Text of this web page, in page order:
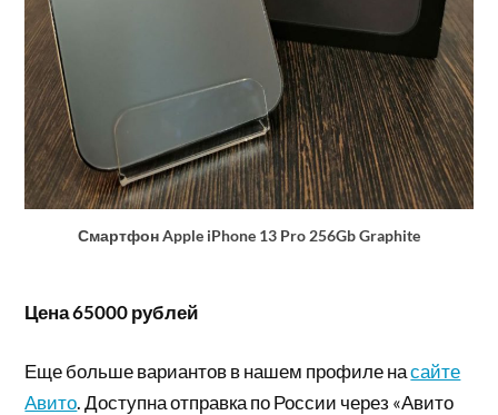
Смартфон Apple iPhone 13 Pro 256Gb Graphite
Цена 65000 рублей
Еще больше вариантов в нашем профиле насайте
Авито. Доступна отправка по России через «Авито